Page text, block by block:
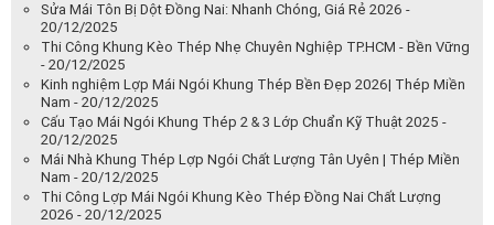
Sửa Mái Tôn Bị Dột Đồng Nai: Nhanh Chóng, Giá Rẻ 2026 -
20/12/2025
Thi Công Khung Kèo Thép Nhẹ Chuyên Nghiệp TP.HCM - Bền Vững
- 20/12/2025
Kinh nghiệm Lợp Mái Ngói Khung Thép Bền Đẹp 2026| Thép Miền
Nam - 20/12/2025
Cấu Tạo Mái Ngói Khung Thép 2 & 3 Lớp Chuẩn Kỹ Thuật 2025 -
20/12/2025
Mái Nhà Khung Thép Lợp Ngói Chất Lượng Tân Uyên | Thép Miền
Nam - 20/12/2025
Thi Công Lợp Mái Ngói Khung Kèo Thép Đồng Nai Chất Lượng
2026 - 20/12/2025